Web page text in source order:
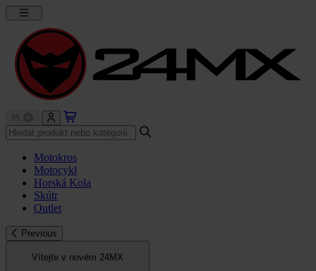
Motokros
Motocykl
Horská Kola
Skútr
Outlet
Previous
Vítejte v novém 24MX